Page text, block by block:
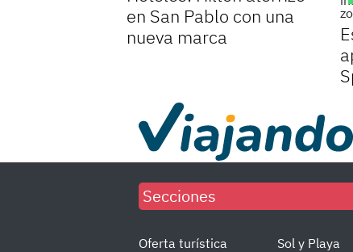
en San Pablo con una
nueva marca
Secciones
Oferta turística Sol y Playa